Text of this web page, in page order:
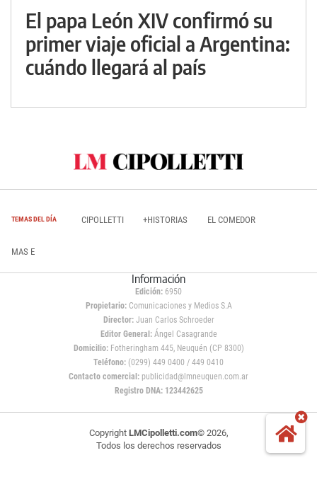
El papa León XIV confirmó su
primer viaje oficial a Argentina:
cuándo llegará al país
TEMAS DEL DÍA CIPOLLETTI +HISTORIAS EL COMEDOR
MAS E
Información
Edición: 6950
Propietario:Comunicaciones y Medios S.A
Director: Juan Carlos Schroeder
Editor General:Ángel Casagrande
Domicilio:Fotheringham 445, Neuquén (CP 8300)
Teléfono: (0299) 449 0400 / 449 0410
Contacto comercial: publicidad@lmneuquen.com.ar
Registro DNA: 123442625
Copyright LMCipolletti.com© 2026,
Todos los derechos reservados